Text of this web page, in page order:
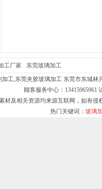
工厂家
东莞玻璃加工
加工,东莞夹胶玻璃加工东莞市东城林
顾客服务中心：13415965961
材及相关资源均来源互联网，如有
热门关键词： 玻璃